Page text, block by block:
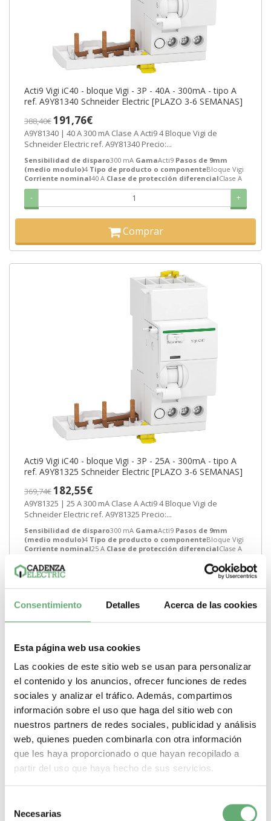
Consentimiento Detalles Acerca de las cookies
Esta página web usa cookies
Las cookies de este sitio web se usan para personalizar
el contenido y los anuncios, ofrecer funciones de redes
sociales y analizar el tráfico. Además, compartimos
información sobre el uso que haga del sitio web con
nuestros partners de redes sociales, publicidad y análisis
web, quienes pueden combinarla con otra información
que les haya proporcionado o que hayan recopilado a
partir del uso que haya hecho de sus servicios.
Necesarias
Acti9 Vigi iC40 - bloque Vigi - 3P - 40A - 300mA - tipo A
ref. A9Y81340 Schneider Electric [PLAZO 3-6 SEMANAS]
388,40€191,76€
A9Y81340 | 40 A 300 mA Clase A Acti9 4 Bloque Vigi de
Schneider Electric ref. A9Y81340 Precio:...
Sensibilidad de disparo300 mA GamaActi9 Pasos de 9mm
(medio modulo)4 Tipo de producto o componenteBloque Vigi
Corriente nominal40 A Clase de protección diferencialClase A
- +
Comprar
Acti9 Vigi iC40 - bloque Vigi - 3P - 25A - 300mA - tipo A
ref. A9Y81325 Schneider Electric [PLAZO 3-6 SEMANAS]
369,74€182,55€
A9Y81325 | 25 A 300 mA Clase A Acti9 4 Bloque Vigi de
Schneider Electric ref. A9Y81325 Precio:...
Sensibilidad de disparo300 mA GamaActi9 Pasos de 9mm
(medio modulo)4 Tipo de producto o componenteBloque Vigi
Corriente nominal25 A Clase de protección diferencialClase A
- +
Comprar